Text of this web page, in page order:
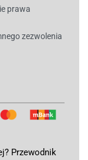
prawa
zezwolenia
Przewodnik